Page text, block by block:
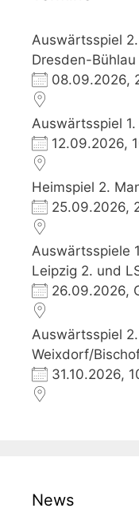
Auswärtsspiel
Dresden-Bühlau
08.09.2026,
Auswärtsspiel
12.09.2026,
Heimspiel 2.
25.09.2026,
Auswärtsspiele
Leipzig 2. und
26.09.2026,
Auswärtsspiel
Weixdorf/
31.10.2026,
News